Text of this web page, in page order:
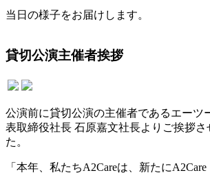
当日の様子をお届けします。
貸切公演主催者挨拶
公演前に貸切公演の主催者であるエーツ
表取締役社長 石原嘉文社長よりご挨拶さ
た。
「本年、私たちA2Careは、新たに